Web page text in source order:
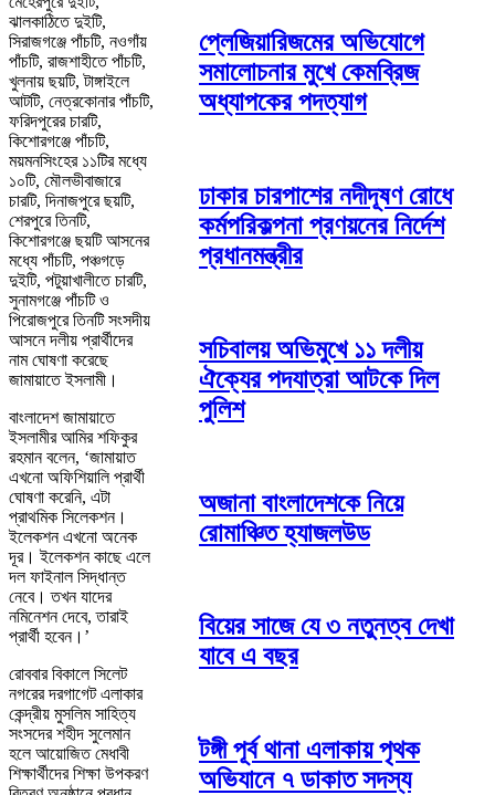
ঝালকাঠিতে দুইটি,
সিরাজগঞ্জে পাঁচটি, নওগাঁয়
পাঁচটি, রাজশাহীতে পাঁচটি,
খুলনায় ছয়টি, টাঙ্গাইলে
আটটি, নেত্রকোনার পাঁচটি,
ফরিদপুরের চারটি,
কিশোরগঞ্জে পাঁচটি,
ময়মনসিংহের ১১টির মধ্যে
১০টি, মৌলভীবাজারে
চারটি, দিনাজপুরে ছয়টি,
শেরপুরে তিনটি,
কিশোরগঞ্জে ছয়টি আসনের
মধ্যে পাঁচটি, পঞ্চগড়ে
দুইটি, পটুয়াখালীতে চারটি,
সুনামগঞ্জে পাঁচটি ও
পিরোজপুরে তিনটি সংসদীয়
আসনে দলীয় প্রার্থীদের
নাম ঘোষণা করেছে
জামায়াতে ইসলামী।
বাংলাদেশ জামায়াতে
ইসলামীর আমির শফিকুর
রহমান বলেন, ‘জামায়াত
এখনো অফিশিয়ালি প্রার্থী
ঘোষণা করেনি, এটা
প্রাথমিক সিলেকশন।
ইলেকশন এখনো অনেক
দূর। ইলেকশন কাছে এলে
দল ফাইনাল সিদ্ধান্ত
নেবে। তখন যাদের
নমিনেশন দেবে, তারাই
প্রার্থী হবেন।’
রোববার বিকালে সিলেট
নগরের দরগাগেট এলাকার
কেন্দ্রীয় মুসলিম সাহিত্য
সংসদের শহীদ সুলেমান
হলে আয়োজিত মেধাবী
শিক্ষার্থীদের শিক্ষা উপকরণ
প্লেজিয়ারিজমের অভিযোগে
সমালোচনার মুখে কেমব্রিজ
অধ্যাপকের পদত্যাগ
ঢাকার চারপাশের নদীদূষণ রোধে
কর্মপরিকল্পনা প্রণয়নের নির্দেশ
প্রধানমন্ত্রীর
সচিবালয় অভিমুখে ১১ দলীয়
ঐক্যের পদযাত্রা আটকে দিল
পুলিশ
অজানা বাংলাদেশকে নিয়ে
রোমাঞ্চিত হ্যাজলউড
বিয়ের সাজে যে ৩ নতুনত্ব দেখা
যাবে এ বছর
টঙ্গী পূর্ব থানা এলাকায় পৃথক
অভিযানে ৭ ডাকাত সদস্য